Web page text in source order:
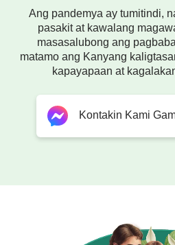
Ang pandemya ay tumitindi,
pasakit at kawalang
masasalubong ang
matamo ang Kanyang
kapayapaan at
Kontakin Kami